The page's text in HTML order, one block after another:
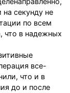
секунду не
по всем
что в надежных
все-
что и в
до и после